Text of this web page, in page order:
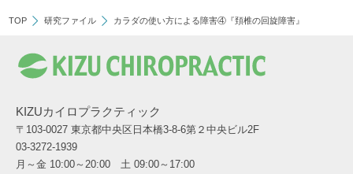
TOP 研究ファイル カラダの使い方による障害④『頚椎の回旋障害』
KIZUカイロプラクティック
〒103-0027 東京都中央区日本橋3-8-6第２中央ビル2F
03-3272-1939
月～金 10:00～20:00 土 09:00～17:00